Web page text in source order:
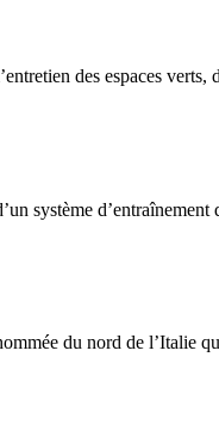
des espaces verts,
système
du nord de l’Italie